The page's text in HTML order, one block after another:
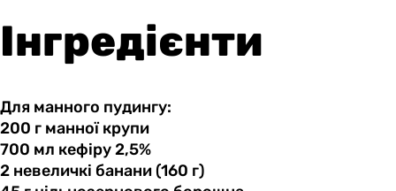
Інгредієнти
Для манного пудингу:
200 г манноїкрупи
700 мл кефіру2,5%
2 невеличкі банани(160 г)